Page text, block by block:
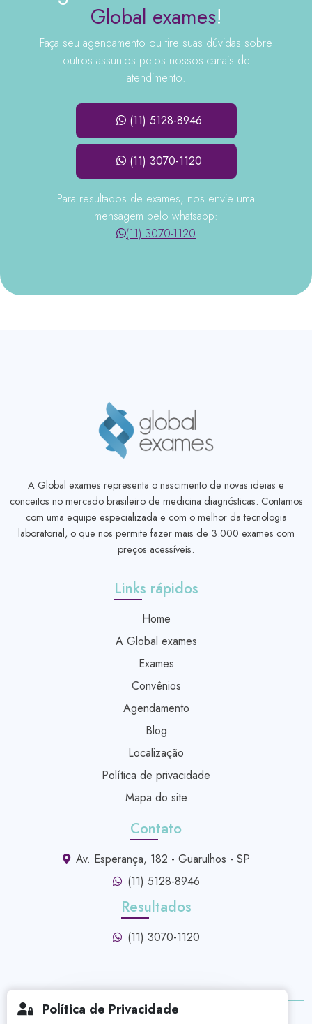
Global exames!
Faça seu agendamento ou tire suas dúvidas sobre
outros assuntos pelos nossos canais de
atendimento:
(11) 5128-8946
(11) 3070-1120
Para resultados de exames, nos envie uma
mensagem pelo whatsapp:
(11) 3070-1120
A Global exames representa o nascimento de novas ideias e
conceitos no mercado brasileiro de medicina diagnósticas. Contamos
com uma equipe especializada e com o melhor da tecnologia
laboratorial, o que nos permite fazer mais de 3.000 exames com
preços acessíveis.
Links rápidos
Home
A Global exames
Exames
Convênios
Agendamento
Blog
Localização
Política de privacidade
Mapa do site
Contato
Av. Esperança, 182 - Guarulhos - SP
(11) 5128-8946
Resultados
(11) 3070-1120
Política de Privacidade